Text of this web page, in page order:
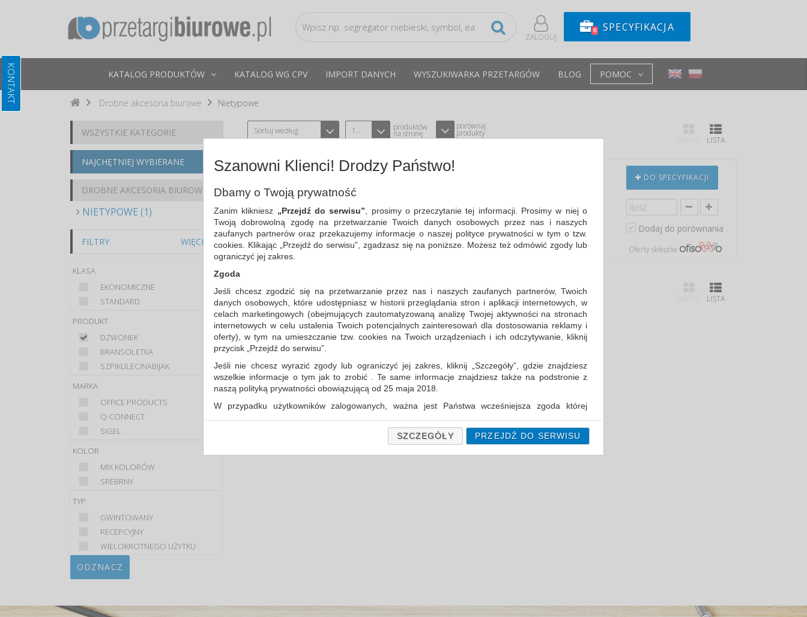
ZALOGUJ
0 SPECYFIKACJA
KATALOG PRODUKTÓW KATALOG WG CPV IMPORT DANYCH WYSZUKIWARKA PRZETARGÓW BLOG POMOC
Drobne akcesoria biurowe Nietypowe
WSZYSTKIE KATEGORIE
NAJCHĘTNIEJ WYBIERANE
DROBNE AKCESORIA BIUROWE
NIETYPOWE (1)
FILTRY WIĘCEJ
KLASA
EKONOMICZNE
STANDARD
PRODUKT
DZWONEK
BRANSOLETKA
SZPIKULEC/NABIJAK
MARKA
OFFICE PRODUCTS
Q-CONNECT
SIGEL
KOLOR
MIX KOLORÓW
SREBRNY
TYP
GWINTOWANY
RECEPCYJNY
WIELOKROTNEGO UŻYTKU
ODZNACZ
Sortuj według 12 produktów
na stronę
porównaj
produkty
LISTA
DZWONEK RECEPCYJNY , ŚREDNICA 85MM
restauracji, firm, sklepów, do powiadamiania personel...
Cena średnia 12,55 PLNbrutto, max: 14,67 PLN, min: 11,34 PLN
DO SPECYFIKACJI
Dodaj do porównania
Oferty sklepów
Sortuj według 12 na stronę produkty
LISTA
Szanowni Klienci! Drodzy Państwo!
Dbamy o Twoją prywatność
Zanim klikniesz „Przejdź do serwisu” , prosimy o przeczytanie tej informacji. Prosimy w niej o
Twoją dobrowolną zgodę na przetwarzanie Twoich danych osobowych przez nas i naszych
zaufanych partnerów oraz przekazujemy informacje o naszej polityce prywatności w tym o tzw.
cookies. Klikając „Przejdź do serwisu”, zgadzasz się na poniższe. Możesz też odmówić zgody lub
ograniczyć jej zakres.
Zgoda
Jeśli chcesz zgodzić się na przetwarzanie przez nas i naszych zaufanych partnerów, Twoich
danych osobowych, które udostępniasz w historii przeglądania stron i aplikacji internetowych, w
celach marketingowych (obejmujących zautomatyzowaną analizę Twojej aktywności na stronach
internetowych w celu ustalenia Twoich potencjalnych zainteresowań dla dostosowania reklamy i
oferty), w tym na umieszczanie tzw. cookies na Twoich urządzeniach i ich odczytywanie, kliknij
przycisk „Przejdź do serwisu”.
Jeśli nie chcesz wyrazić zgody lub ograniczyć jej zakres, kliknij „Szczegóły”, gdzie znajdziesz
wszelkie informacje o tym jak to zrobić . Te same informacje znajdziesz także na podstronie z
naszą polityką prywatności obowiązującą od 25 maja 2018.
W przypadku użytkowników zalogowanych, ważna jest Państwa wcześniejsza zgoda której
SZCZEGÓŁY PRZEJDŹ DO SERWISU